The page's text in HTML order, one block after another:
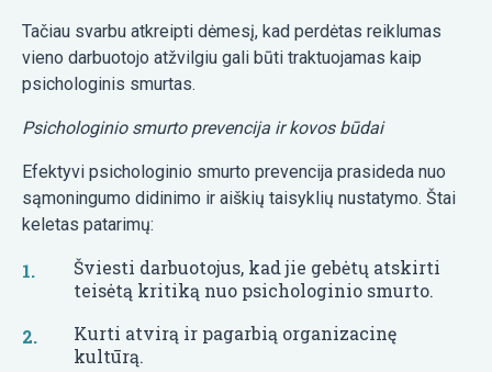
Tačiau svarbu atkreipti dėmesį, kad perdėtas reiklumas
vieno darbuotojo atžvilgiu gali būti traktuojamas kaip
psichologinis smurtas.
Psichologinio smurto prevencija ir kovos būdai
Efektyvi psichologinio smurto prevencija prasideda nuo
sąmoningumo didinimo ir aiškių taisyklių nustatymo. Štai
keletas patarimų:
Šviesti darbuotojus, kad jie gebėtų atskirti
teisėtą kritiką nuo psichologinio smurto.
Kurti atvirą ir pagarbią organizacinę
kultūrą.